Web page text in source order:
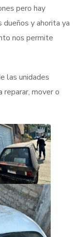
pero hay
y ahorita ya
nos permite
las unidades
reparar, mover o